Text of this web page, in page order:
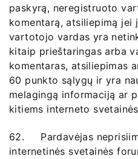
paskyrą, neregistruoto
komentarą, atsiliepimą jei
vartotojo vardas yra
kitaip prieštaringas arba
komentaras, atsiliepimas
60 punkto sąlygų ir yra
melagingą informaciją ar
kitiems interneto
62. Pardavėjas
internetinės svetainės